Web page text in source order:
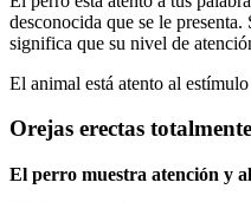
desconocida que se le
significa que su nivel de
El animal está atento al
Orejas erectas totalmente
El perro muestra atención y